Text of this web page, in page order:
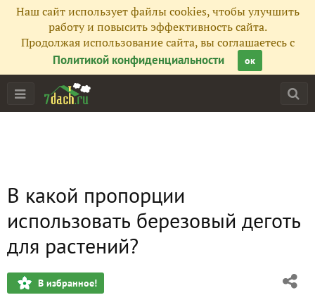
Наш сайт использует файлы cookies, чтобы улучшить
работу и повысить эффективность сайта.
Продолжая использование сайта, вы соглашаетесь с
Политикой конфиденциальности
ок
В какой пропорции
использовать березовый деготь
для растений?
В избранное!